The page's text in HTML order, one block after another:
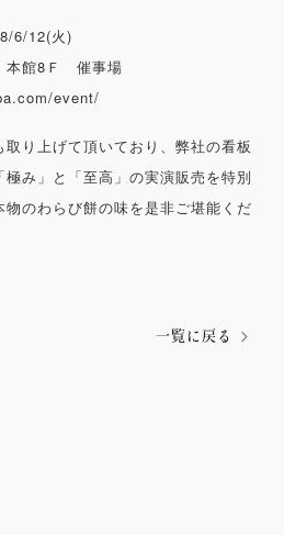
6/12(火)
本館8Ｆ 催事場
event/
り上げて頂いており、弊社の看板
み」と「至高」の実演販売を特別
のわらび餅の味を是非ご堪能くだ
一覧に戻る